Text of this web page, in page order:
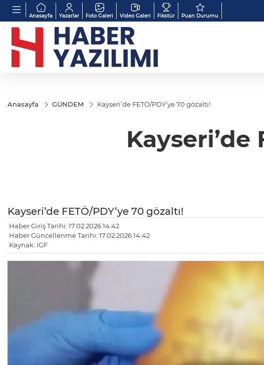
Anasayfa Yazarlar Foto Galeri Video Galeri Fikstür Puan Durumu
Anasayfa GÜNDEM Kayseri’de FETÖ/PDY’ye 70 gözaltı!
Kayseri’de
Kayseri’de FETÖ/PDY’ye 70 gözaltı!
Haber Giriş Tarihi: 17.02.2026 14:42
Haber Güncellenme Tarihi: 17.02.2026 14:42
Kaynak: IGF